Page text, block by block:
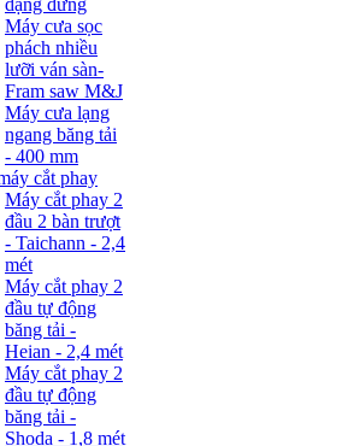
dạng đứng
Máy cưa sọc
phách nhiều
lưỡi ván sàn-
Fram saw M&J
Máy cưa lạng
ngang băng tải
- 400 mm
cắt phay
Máy cắt phay 2
đầu 2 bàn trượt
- Taichann - 2,4
mét
Máy cắt phay 2
đầu tự động
băng tải -
Heian - 2,4 mét
Máy cắt phay 2
đầu tự động
băng tải -
Shoda - 1,8 mét